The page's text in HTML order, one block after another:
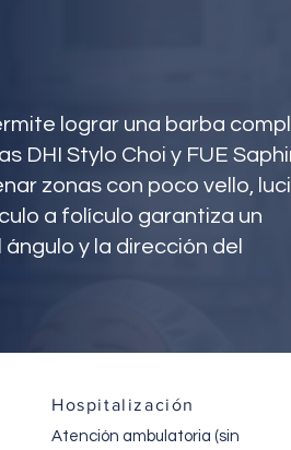
lograr una barba
DHI Stylo Choi y FUE
zonas con poco vello,
a folículo garantiza un
y la dirección del
Hospitalización
Atención ambulatoria (sin